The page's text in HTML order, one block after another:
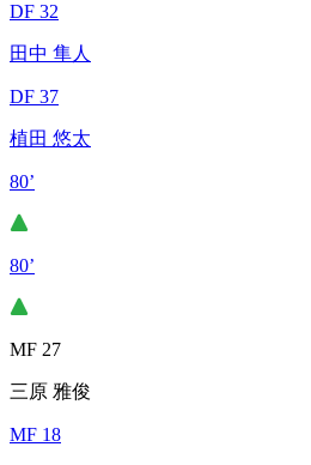
DF 32
田中 隼人
DF 37
植田 悠太
80’
80’
MF 27
三原 雅俊
MF 18